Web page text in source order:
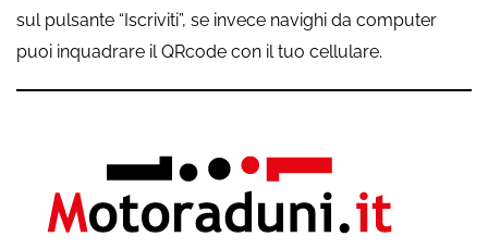
sul pulsante “Iscriviti”, se invece navighi da computer
puoi inquadrare il QRcode con il tuo cellulare.